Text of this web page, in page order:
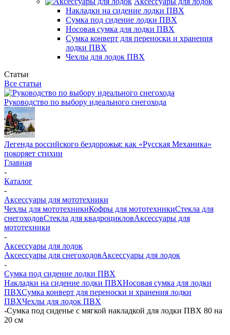
Накладки на сидение лодки ПВХ
Сумка под сидение лодки ПВХ
Носовая сумка для лодки ПВХ
Сумка конверт для переноски и хранения
лодки ПВХ
Чехлы для лодок ПВХ
Статьи
Все статьи
Руководство по выбору идеального снегохода
Легенда российского бездорожья: как «Русская Механика»
покоряет стихии
Главная
-
Каталог
-
Аксессуары для мототехники
Чехлы для мототехникиКофры для мототехникиСтекла для
снегоходовСтекла для квадроцикловАксессуары для
мототехники
-
Аксессуары для лодок
Аксессуары для снегоходовАксессуары для лодок
-
Сумка под сидение лодки ПВХ
Накладки на сидение лодки ПВХНосовая сумка для лодки
ПВХСумка конверт для переноски и хранения лодки
ПВХЧехлы для лодок ПВХ
-Сумка под сиденье с мягкой накладкой для лодки ПВХ 80 на
20 см